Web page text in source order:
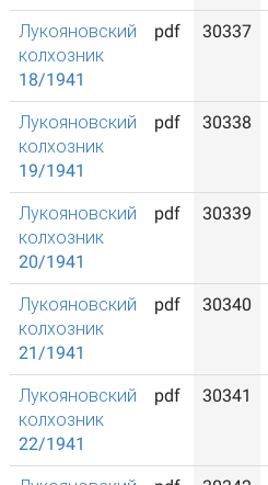
Лукояновский
колхозник
18/1941
pdf 30337
Лукояновский
колхозник
19/1941
pdf 30338
Лукояновский
колхозник
20/1941
pdf 30339
Лукояновский
колхозник
21/1941
pdf 30340
Лукояновский
колхозник
22/1941
pdf 30341